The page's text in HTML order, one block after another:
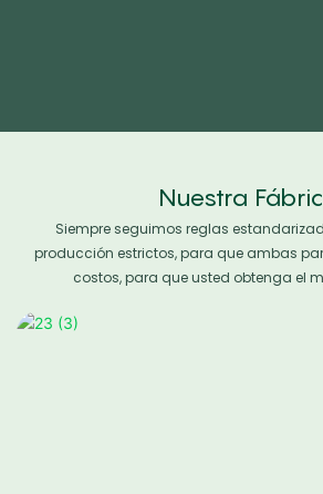
Nuestra
Siempre seguimos reglas
producción estrictos, para que ambas
costos, para que usted obtenga el